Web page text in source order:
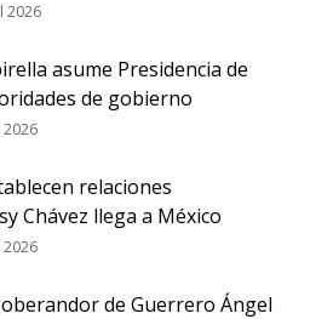
2026
asume Presidencia de
de gobierno
relaciones
Chávez llega a México
de Guerrero Ángel